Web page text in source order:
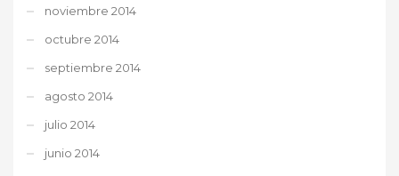
noviembre 2014
octubre 2014
septiembre 2014
agosto 2014
julio 2014
junio 2014